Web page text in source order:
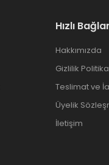
Hızlı
Hakkımızda
Gizlilik
Teslimat ve
Üyelik
İletişim